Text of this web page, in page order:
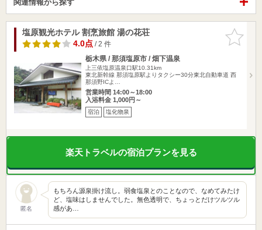
関連情報から探す
お気に入
りに追加
塩原観光ホテル 割烹旅館 湯の花荘
4.0点/ 2 件
栃木県 / 那須塩原市 / 畑下温泉
上三依塩原温泉口駅10.31km
東北新幹線 那須塩原駅よりタクシー30分東北自動車道 西
那須野ICよ…
営業時間 14:00～18:00
入浴料金 1,000円～
宿泊 塩化物泉
楽天トラベルの宿泊プランを見る
匿名
もちろん源泉掛け流し。弱食塩泉とのことなので、なめてみたけ
ど、塩味はしませんでした。無色透明で、ちょっとだけツルツル
感があ…